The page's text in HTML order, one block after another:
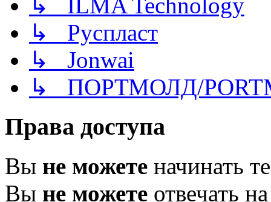
↳ ILMA Technology
↳ Руспласт
↳ Jonwai
↳ ПОРТМОЛД/
Права доступа
Вы не можете начинать
Вы не можете отвечать